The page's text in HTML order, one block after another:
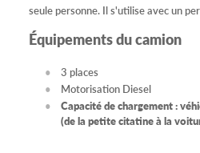
seule personne. Il s'utilise avec un
Équipements du camion
3 places
Motorisation Diesel
Capacité de chargement :
(de la petite citatine à la